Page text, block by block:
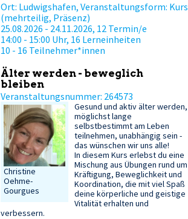
Ort: Ludwigshafen, Veranstaltungsform: Kurs
(mehrteilig, Präsenz)
25.08.2026 - 24.11.2026, 12 Termin/e
14:00 - 15:00 Uhr, 16 Lerneinheiten
10 - 16 Teilnehmer*innen
Älter werden - beweglich
bleiben
Veranstaltungsnummer: 264573
Christine
Oehme-
Gourgues
Gesund und aktiv älter werden,
möglichst lange
selbstbestimmt am Leben
teilnehmen, unabhängig sein -
das wünschen wir uns alle!
In diesem Kurs erlebst du eine
Mischung aus Übungen rund um
Kräftigung, Beweglichkeit und
Koordination, die mit viel Spaß
deine körperliche und geistige
Vitalität erhalten und
verbessern.